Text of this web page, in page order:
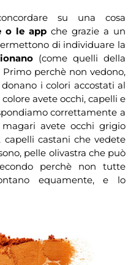
su una cosa
o le app che grazie a un
di individuare la
(come quelli della
perchè non vedono,
i colori accostati al
avete occhi, capelli e
correttamente a
avete occhi grigio
castani che vedete
pelle olivastra che può
perchè non tutte
equamente, e lo